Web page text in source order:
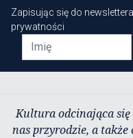
Zapisując się do
prywatności
Kultura odcinająca
nas przyrodzie, a